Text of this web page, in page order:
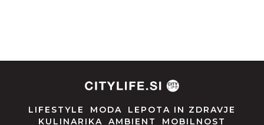
LIFESTYLE MODA
LEPOTA IN ZDRAVJE
KULINARIKA
AMBIENT MOBILNOST